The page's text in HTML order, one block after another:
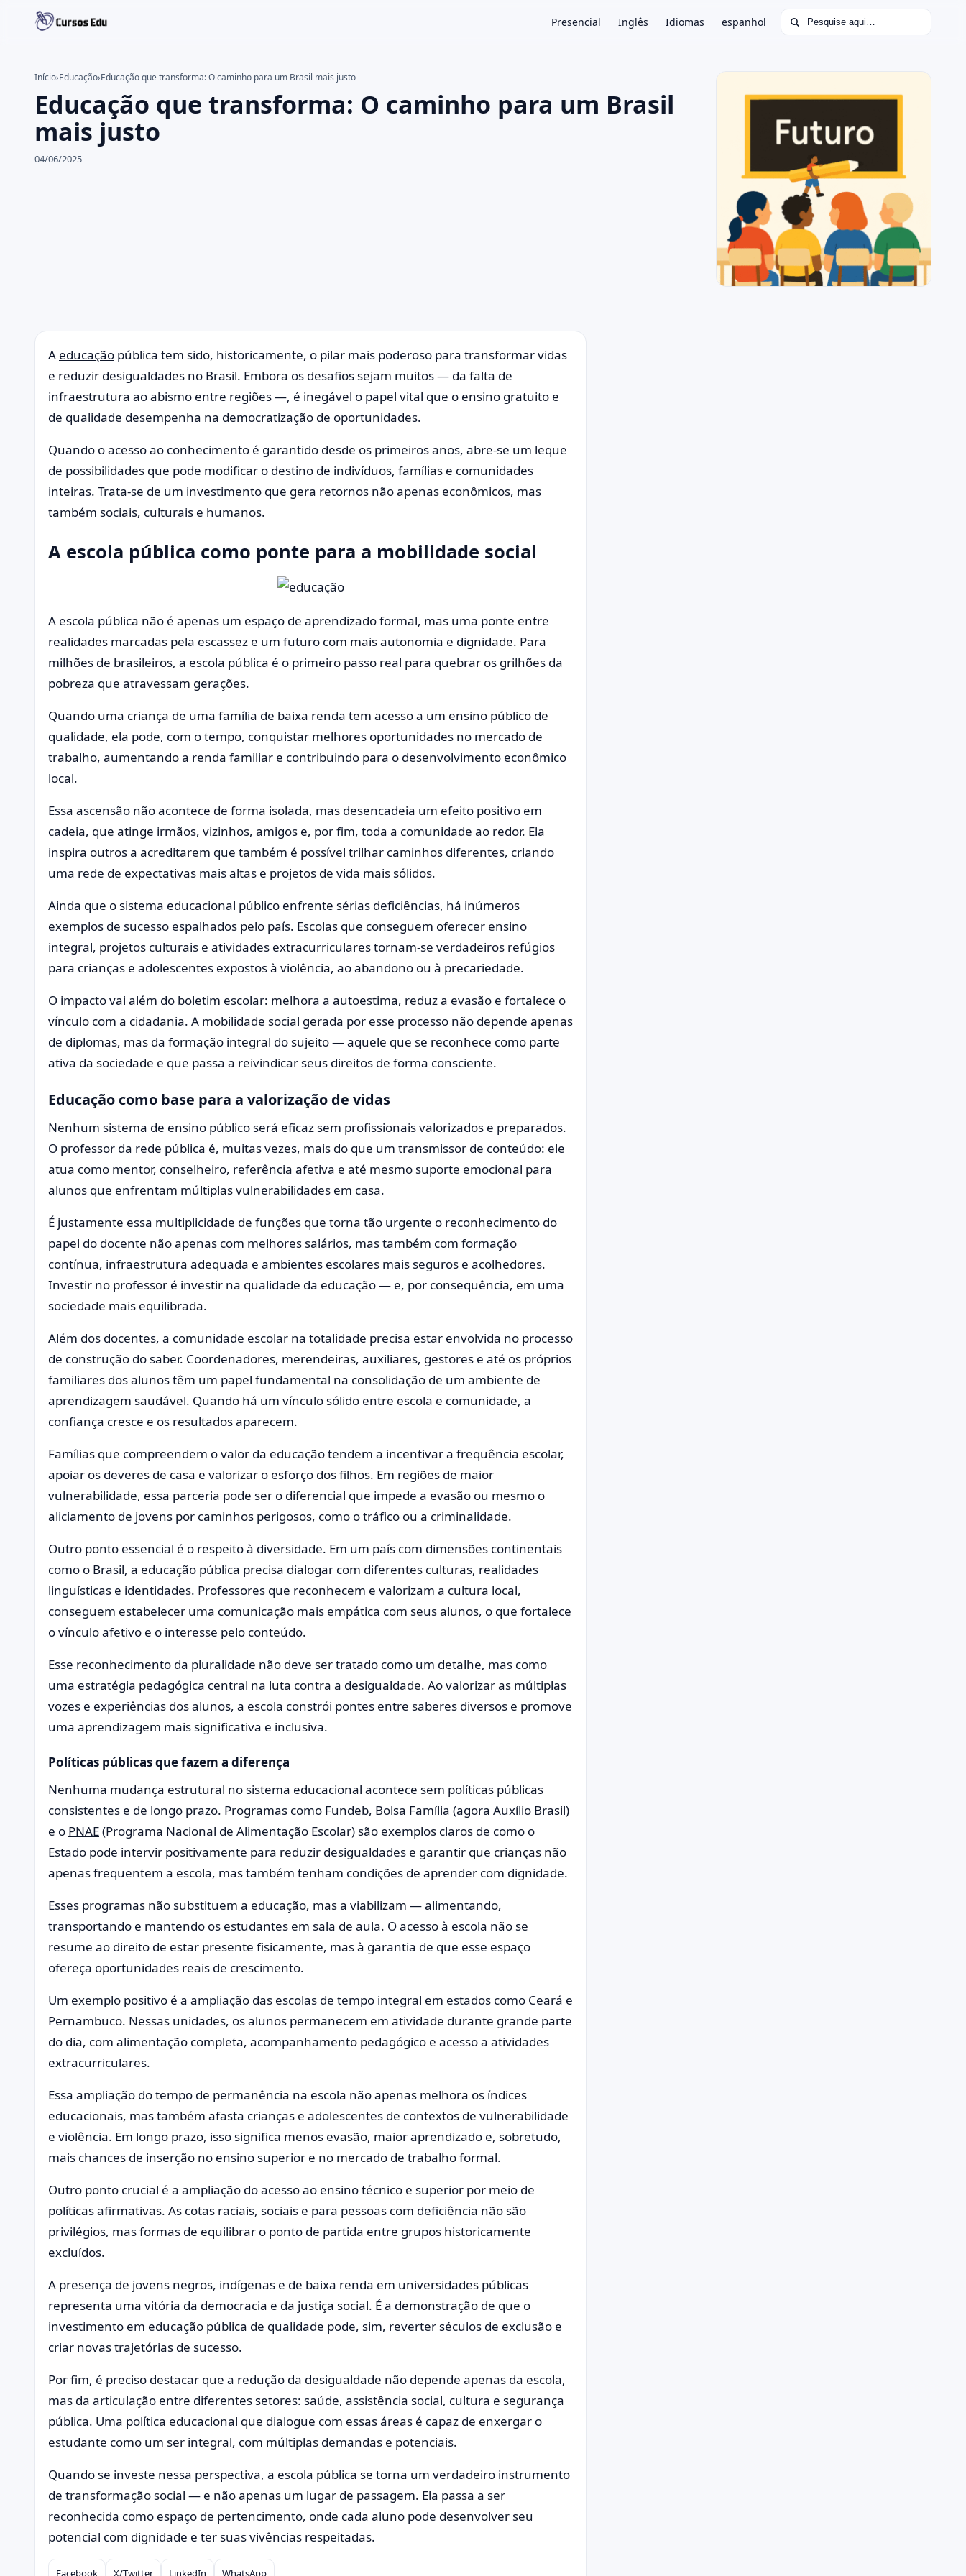
Presencial Inglês Idiomas espanhol Buscar por:
Buscar no site ×
Buscar por:
Pressione Enter para buscar ou ESC para fechar.
Início›Educação›Educação que transforma: O caminho para um Brasil mais justo
Educação que transforma: O caminho para um Brasil
mais justo
04/06/2025
A educação pública tem sido, historicamente, o pilar mais poderoso para transformar vidas
e reduzir desigualdades no Brasil. Embora os desafios sejam muitos — da falta de
infraestrutura ao abismo entre regiões —, é inegável o papel vital que o ensino gratuito e
de qualidade desempenha na democratização de oportunidades.
Quando o acesso ao conhecimento é garantido desde os primeiros anos, abre-se um leque
de possibilidades que pode modificar o destino de indivíduos, famílias e comunidades
inteiras. Trata-se de um investimento que gera retornos não apenas econômicos, mas
também sociais, culturais e humanos.
A escola pública como ponte para a mobilidade social
A escola pública não é apenas um espaço de aprendizado formal, mas uma ponte entre
realidades marcadas pela escassez e um futuro com mais autonomia e dignidade. Para
milhões de brasileiros, a escola pública é o primeiro passo real para quebrar os grilhões da
pobreza que atravessam gerações.
Quando uma criança de uma família de baixa renda tem acesso a um ensino público de
qualidade, ela pode, com o tempo, conquistar melhores oportunidades no mercado de
trabalho, aumentando a renda familiar e contribuindo para o desenvolvimento econômico
local.
Essa ascensão não acontece de forma isolada, mas desencadeia um efeito positivo em
cadeia, que atinge irmãos, vizinhos, amigos e, por fim, toda a comunidade ao redor. Ela
inspira outros a acreditarem que também é possível trilhar caminhos diferentes, criando
uma rede de expectativas mais altas e projetos de vida mais sólidos.
Ainda que o sistema educacional público enfrente sérias deficiências, há inúmeros
exemplos de sucesso espalhados pelo país. Escolas que conseguem oferecer ensino
integral, projetos culturais e atividades extracurriculares tornam-se verdadeiros refúgios
para crianças e adolescentes expostos à violência, ao abandono ou à precariedade.
O impacto vai além do boletim escolar: melhora a autoestima, reduz a evasão e fortalece o
vínculo com a cidadania. A mobilidade social gerada por esse processo não depende apenas
de diplomas, mas da formação integral do sujeito — aquele que se reconhece como parte
ativa da sociedade e que passa a reivindicar seus direitos de forma consciente.
Educação como base para a valorização de vidas
Nenhum sistema de ensino público será eficaz sem profissionais valorizados e preparados.
O professor da rede pública é, muitas vezes, mais do que um transmissor de conteúdo: ele
atua como mentor, conselheiro, referência afetiva e até mesmo suporte emocional para
alunos que enfrentam múltiplas vulnerabilidades em casa.
É justamente essa multiplicidade de funções que torna tão urgente o reconhecimento do
papel do docente não apenas com melhores salários, mas também com formação
contínua, infraestrutura adequada e ambientes escolares mais seguros e acolhedores.
Investir no professor é investir na qualidade da educação — e, por consequência, em uma
sociedade mais equilibrada.
Além dos docentes, a comunidade escolar na totalidade precisa estar envolvida no processo
de construção do saber. Coordenadores, merendeiras, auxiliares, gestores e até os próprios
familiares dos alunos têm um papel fundamental na consolidação de um ambiente de
aprendizagem saudável. Quando há um vínculo sólido entre escola e comunidade, a
confiança cresce e os resultados aparecem.
Famílias que compreendem o valor da educação tendem a incentivar a frequência escolar,
apoiar os deveres de casa e valorizar o esforço dos filhos. Em regiões de maior
vulnerabilidade, essa parceria pode ser o diferencial que impede a evasão ou mesmo o
aliciamento de jovens por caminhos perigosos, como o tráfico ou a criminalidade.
Outro ponto essencial é o respeito à diversidade. Em um país com dimensões continentais
como o Brasil, a educação pública precisa dialogar com diferentes culturas, realidades
linguísticas e identidades. Professores que reconhecem e valorizam a cultura local,
conseguem estabelecer uma comunicação mais empática com seus alunos, o que fortalece
o vínculo afetivo e o interesse pelo conteúdo.
Esse reconhecimento da pluralidade não deve ser tratado como um detalhe, mas como
uma estratégia pedagógica central na luta contra a desigualdade. Ao valorizar as múltiplas
vozes e experiências dos alunos, a escola constrói pontes entre saberes diversos e promove
uma aprendizagem mais significativa e inclusiva.
Políticas públicas que fazem a diferença
Nenhuma mudança estrutural no sistema educacional acontece sem políticas públicas
consistentes e de longo prazo. Programas como Fundeb, Bolsa Família (agora Auxílio Brasil)
e o PNAE(Programa Nacional de Alimentação Escolar) são exemplos claros de como o
Estado pode intervir positivamente para reduzir desigualdades e garantir que crianças não
apenas frequentem a escola, mas também tenham condições de aprender com dignidade.
Esses programas não substituem a educação, mas a viabilizam — alimentando,
transportando e mantendo os estudantes em sala de aula. O acesso à escola não se
resume ao direito de estar presente fisicamente, mas à garantia de que esse espaço
ofereça oportunidades reais de crescimento.
Um exemplo positivo é a ampliação das escolas de tempo integral em estados como Ceará e
Pernambuco. Nessas unidades, os alunos permanecem em atividade durante grande parte
do dia, com alimentação completa, acompanhamento pedagógico e acesso a atividades
extracurriculares.
Essa ampliação do tempo de permanência na escola não apenas melhora os índices
educacionais, mas também afasta crianças e adolescentes de contextos de vulnerabilidade
e violência. Em longo prazo, isso significa menos evasão, maior aprendizado e, sobretudo,
mais chances de inserção no ensino superior e no mercado de trabalho formal.
Outro ponto crucial é a ampliação do acesso ao ensino técnico e superior por meio de
políticas afirmativas. As cotas raciais, sociais e para pessoas com deficiência não são
privilégios, mas formas de equilibrar o ponto de partida entre grupos historicamente
excluídos.
A presença de jovens negros, indígenas e de baixa renda em universidades públicas
representa uma vitória da democracia e da justiça social. É a demonstração de que o
investimento em educação pública de qualidade pode, sim, reverter séculos de exclusão e
criar novas trajetórias de sucesso.
Por fim, é preciso destacar que a redução da desigualdade não depende apenas da escola,
mas da articulação entre diferentes setores: saúde, assistência social, cultura e segurança
pública. Uma política educacional que dialogue com essas áreas é capaz de enxergar o
estudante como um ser integral, com múltiplas demandas e potenciais.
Quando se investe nessa perspectiva, a escola pública se torna um verdadeiro instrumento
de transformação social — e não apenas um lugar de passagem. Ela passa a ser
reconhecida como espaço de pertencimento, onde cada aluno pode desenvolver seu
potencial com dignidade e ter suas vivências respeitadas.
Facebook X/Twitter LinkedIn WhatsApp